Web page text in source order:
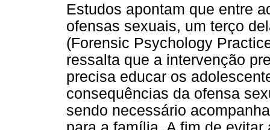
Estudos apontam que entre
ofensas sexuais, um terço
(Forensic Psychology
ressalta que a intervenção
precisa educar os
consequências da ofensa
sendo necessário